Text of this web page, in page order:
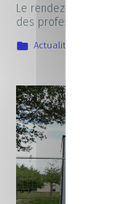
Le rendez-vous
des professionnels,
Actualités